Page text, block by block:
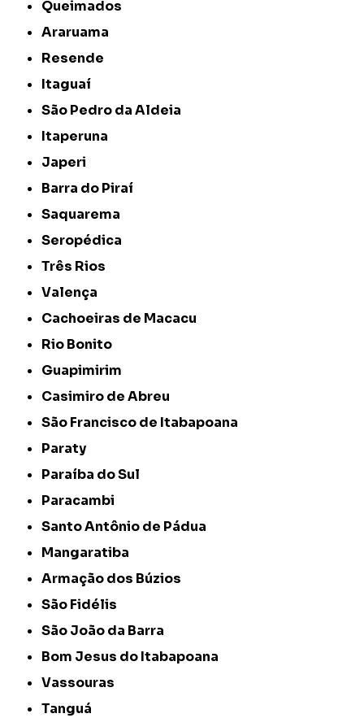
Queimados
Araruama
Resende
Itaguaí
São Pedro da Aldeia
Itaperuna
Japeri
Barra do Piraí
Saquarema
Seropédica
Três Rios
Valença
Cachoeiras de Macacu
Rio Bonito
Guapimirim
Casimiro de Abreu
São Francisco de Itabapoana
Paraty
Paraíba do Sul
Paracambi
Santo Antônio de Pádua
Mangaratiba
Armação dos Búzios
São Fidélis
São João da Barra
Bom Jesus do Itabapoana
Vassouras
Tanguá